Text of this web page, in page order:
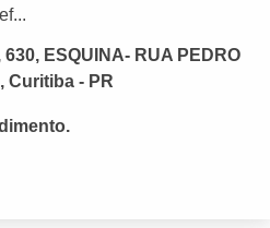
ESQUINA- RUA PEDRO
Curitiba - PR